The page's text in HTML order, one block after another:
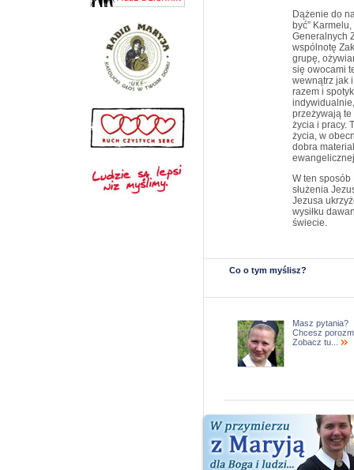
Dążenie do
być”
Generalnych
wspólnotę
grupę,
się owocami
wewnątrz jak
razem i
przeżywają te
życia i pracy.
życia, w
dobra
W ten sposób
służenia
Jezusa
wysiłku
świecie.
Co o tym myślisz?
Masz pytania?
Chcesz
Zobacz tu...